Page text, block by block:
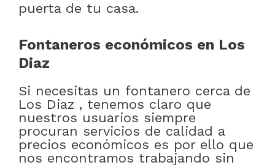
puerta de tu casa.
Fontaneros económicos en Los
Diaz
Si necesitas un fontanero cerca de
Los Diaz , tenemos claro que
nuestros usuarios siempre
procuran servicios de calidad a
precios económicos es por ello que
nos encontramos trabajando sin